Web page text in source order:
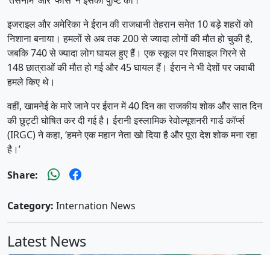
इजराइल और अमेरिका ने ईरान की राजधानी तेहरान समेत 10 बड़े शहरों को
निशाना बनाया। हमलों से अब तक 200 से ज्यादा लोगों की मौत हो चुकी है,
जबकि 740 से ज्यादा लोग घायल हुए हैं। एक स्कूल पर मिसाइल गिरने से
148 छात्राओं की मौत हो गई और 45 घायल हैं। ईरान ने भी देशों पर जवाबी
हमले किए थे।
वहीं, खामनेई के मारे जाने पर ईरान में 40 दिन का राजकीय शोक और सात दिन
की छुट्टी घोषित कर दी गई है। ईरानी इस्लामिक रेवोल्यूशनरी गार्ड कॉर्प्स
(IRGC) ने कहा, ‘हमने एक महान नेता खो दिया है और पूरा देश शोक मना रहा
है।’
Share:
Category: Internation News
Latest News